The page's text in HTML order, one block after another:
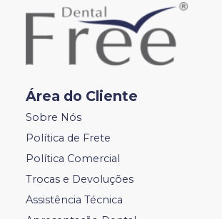
Área do Cliente
Sobre Nós
Política de Frete
Política Comercial
Trocas e Devoluções
Assistência Técnica